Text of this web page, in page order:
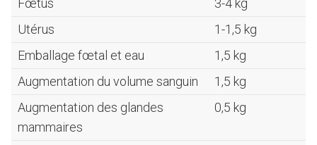
Fœtus
3-4 kg
Utérus
1-1,5 kg
Emballage fœtal et eau
1,5 kg
Augmentation du volume sanguin
1,5 kg
Augmentation des glandes
mammaires
0,5 kg